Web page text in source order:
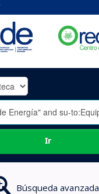
Ir
Búsqueda avanzada